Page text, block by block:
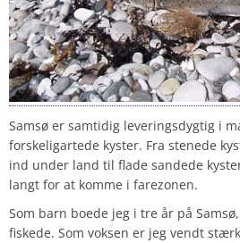
Samsø er samtidig leveringsdygtig i
forskeligartede kyster. Fra stenede
ind under land til flade sandede
langt for at komme i farezonen.
Som barn boede jeg i tre år på
fiskede. Som voksen er jeg vendt